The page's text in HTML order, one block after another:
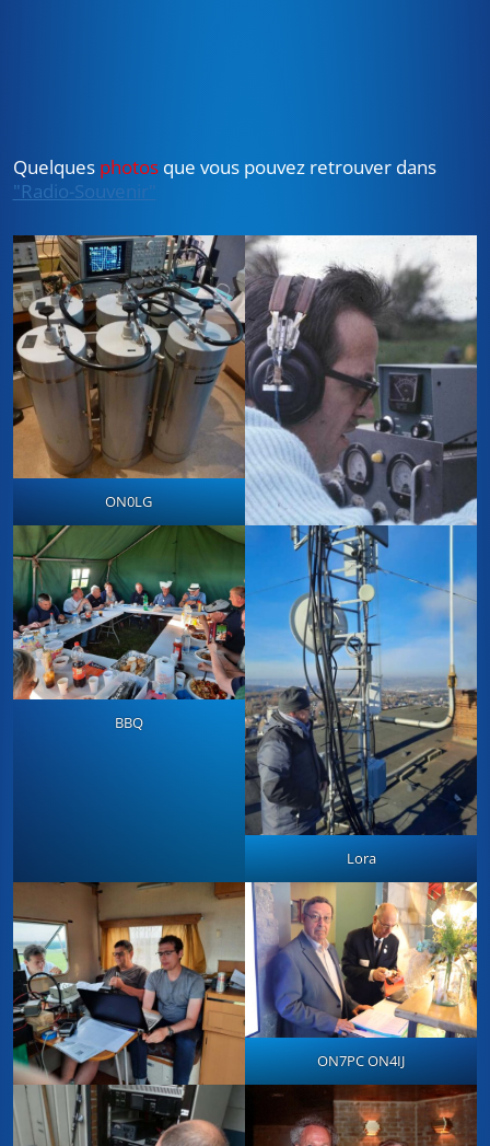
Quelques photosque vous pouvez retrouver dans
"Radio-Souvenir"
ON0LG
BBQ
Lora
ON7PC ON4IJ